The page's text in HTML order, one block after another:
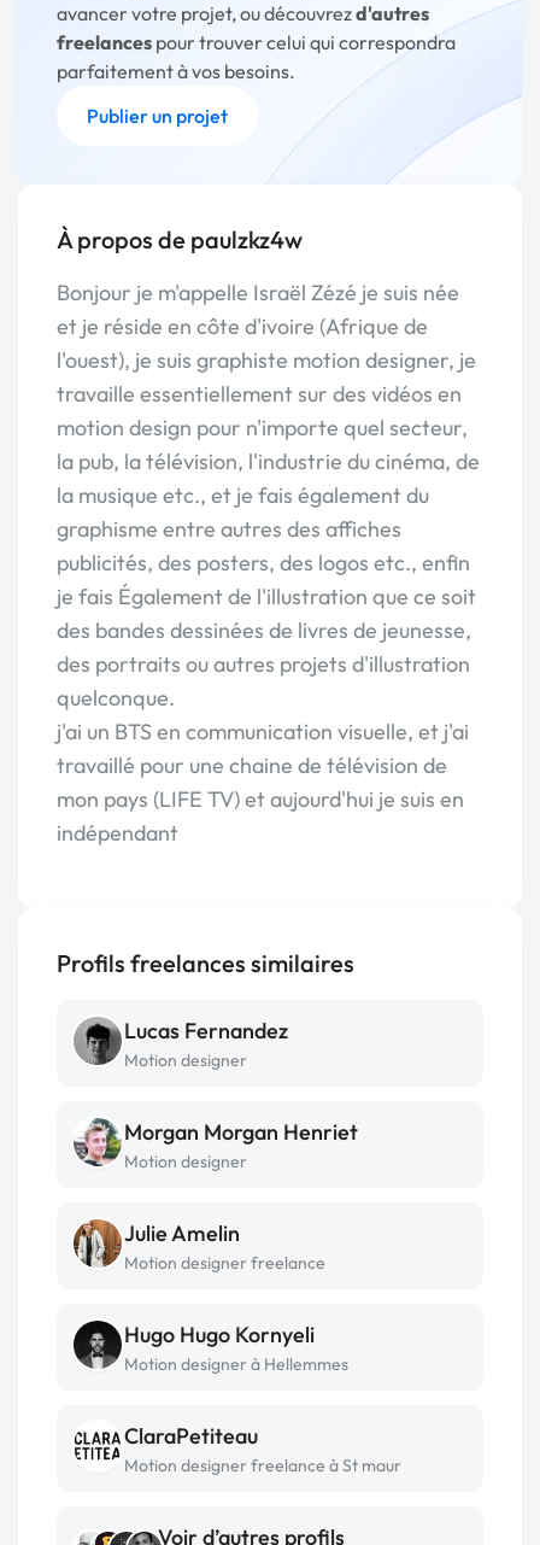
avancer votre projet, ou découvrezd'autres
freelances pour trouver celui qui correspondra
parfaitement à vos besoins.
Publier un projet
À propos de paulzkz4w
Bonjour je m'appelle Israël Zézé je suis née
et je réside en côte d'ivoire (Afrique de
l'ouest), je suis graphiste motion designer, je
travaille essentiellement sur des vidéos en
motion design pour n'importe quel secteur,
la pub, la télévision, l'industrie du cinéma, de
la musique etc., et je fais également du
graphisme entre autres des affiches
publicités, des posters, des logos etc., enfin
je fais Également de l'illustration que ce soit
des bandes dessinées de livres de jeunesse,
des portraits ou autres projets d'illustration
quelconque.
j'ai un BTS en communication visuelle, et j'ai
travaillé pour une chaine de télévision de
mon pays (LIFE TV) et aujourd'hui je suis en
indépendant
Profils freelances similaires
Lucas Fernandez
Motion designer
Morgan Morgan Henriet
Motion designer
Julie Amelin
Motion designer freelance
Hugo Hugo Kornyeli
Motion designer à Hellemmes
ClaraPetiteau
Motion designer freelance à St maur
Voir d’autres profils